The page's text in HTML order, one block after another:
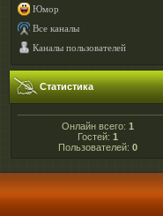
Юмор
Все каналы
Каналы пользователей
Статистика
Онлайн всего: 1
Гостей: 1
Пользователей: 0